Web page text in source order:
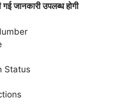
जानकारी उपलब्ध होगी
Status